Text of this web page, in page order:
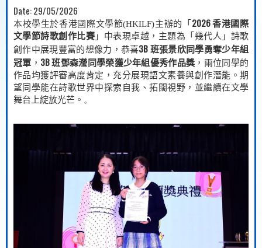
Date:29/05/2026
本校學生於香港國際文學節(HKILF)主辦的「 2026香港國際
文學節詩歌創作比賽」中表現卓越，主題為「幾代人」詩歌
創作中展現豐富的想像力，恭喜3B 班張景欣同學勇奪少年組
冠軍 ， 3B班鄧森瀅同學榮獲少年組優秀作品獎 ，兩位同學的
作品均獲評審高度肯定，充分展現語文素養與創作潛能。期
望同學能在詩歌世界中探索自我、拓闊視野，並繼續在文學
舞台上綻放光芒。 。